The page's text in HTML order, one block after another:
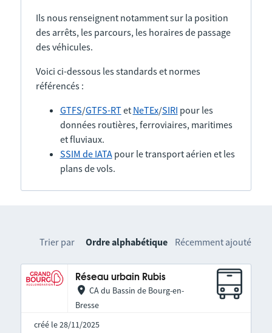
Ils nous renseignent notamment sur la position
des arrêts, les parcours, les horaires de passage
des véhicules.
Voici ci-dessous les standards et normes
référencés :
GTFS/GTFS-RTet NeTEx/SIRI pour les
données routières, ferroviaires, maritimes
et fluviaux.
SSIM de IATApour le transport aérien et les
plans de vols.
Trier par Ordre alphabétique Récemment ajouté
Réseau urbain Rubis
CA du Bassin de Bourg-en-
Bresse
créé le 28/11/2025